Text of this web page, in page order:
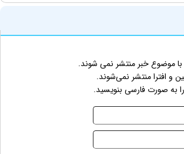
با موضوع خبر منتشر نمی شوند.
و افترا منتشر نمی‌شوند.
به صورت فارسی بنویسید.